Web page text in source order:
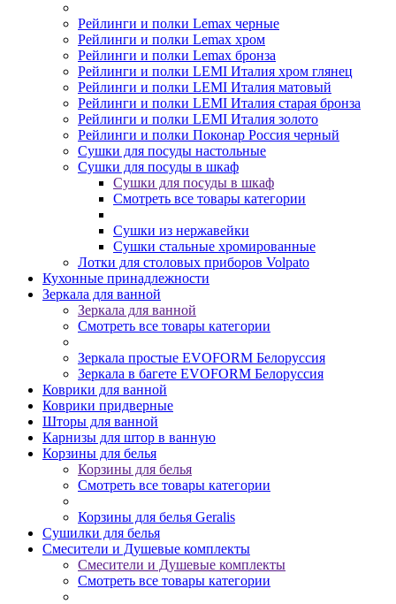
Рейлинги и полки Lemax черные
Рейлинги и полки Lemax хром
Рейлинги и полки Lemax бронза
Рейлинги и полки LEMI Италия хром глянец
Рейлинги и полки LEMI Италия матовый
Рейлинги и полки LEMI Италия старая бронза
Рейлинги и полки LEMI Италия золото
Рейлинги и полки Поконар Россия черный
Сушки для посуды настольные
Сушки для посуды в шкаф
Сушки для посуды в шкаф
Смотреть все товары категории
Сушки из нержавейки
Сушки стальные хромированные
Лотки для столовых приборов Volpato
Кухонные принадлежности
Зеркала для ванной
Зеркала для ванной
Смотреть все товары категории
Зеркала простые EVOFORM Белоруссия
Зеркала в багете EVOFORM Белоруссия
Коврики для ванной
Коврики придверные
Шторы для ванной
Карнизы для штор в ванную
Корзины для белья
Корзины для белья
Смотреть все товары категории
Корзины для белья Geralis
Сушилки для белья
Смесители и Душевые комплекты
Смесители и Душевые комплекты
Смотреть все товары категории